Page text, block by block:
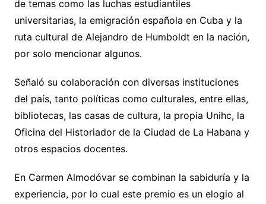
de temas como las luchas estudiantiles
universitarias, la emigración española en Cuba y la
ruta cultural de Alejandro de Humboldt en la nación,
por solo mencionar algunos.
Señaló su colaboración con diversas instituciones
del país, tanto políticas como culturales, entre ellas,
bibliotecas, las casas de cultura, la propia Unihc, la
Oficina del Historiador de la Ciudad de La Habana y
otros espacios docentes.
En Carmen Almodóvar se combinan la sabiduría y la
experiencia, por lo cual este premio es un elogio al